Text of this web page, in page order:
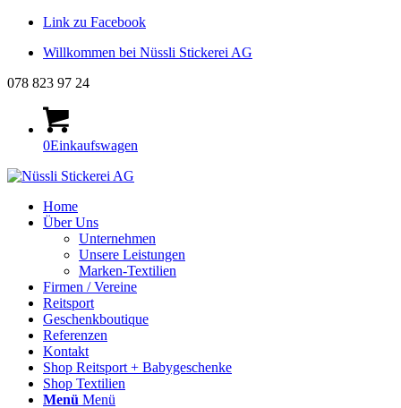
Link zu Facebook
Willkommen bei Nüssli Stickerei AG
078 823 97 24
0Einkaufswagen
Home
Über Uns
Unternehmen
Unsere Leistungen
Marken-Textilien
Firmen / Vereine
Reitsport
Geschenkboutique
Referenzen
Kontakt
Shop Reitsport + Babygeschenke
Shop Textilien
Menü Menü